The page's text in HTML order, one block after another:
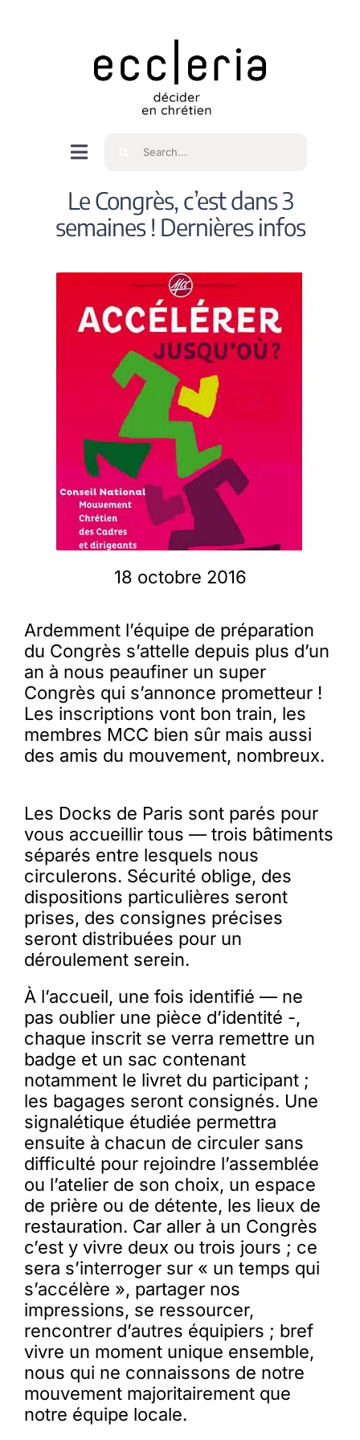
Navigation
bascule
Accueil
Intéressés
Spiritualité
L’actu
Nous soutenir
La revue Responsables
Rechercher
Le Congrès, c’est dans 3
semaines ! Dernières infos
18 octobre 2016
Ardemment l’équipe de préparation
du Congrès s’attelle depuis plus d’un
an à nous peaufiner un super
Congrès qui s’annonce prometteur !
Les inscriptions vont bon train, les
membres MCC bien sûr mais aussi
des amis du mouvement, nombreux.
Les Docks de Paris sont parés pour
vous accueillir tous — trois bâtiments
séparés entre lesquels nous
circulerons. Sécurité oblige, des
dispositions particulières seront
prises, des consignes précises
seront distribuées pour un
déroulement serein.
À l’accueil, une fois identifié — ne
pas oublier une pièce d’identité -,
chaque inscrit se verra remettre un
badge et un sac contenant
notamment le livret du participant ;
les bagages seront consignés. Une
signalétique étudiée permettra
ensuite à chacun de circuler sans
difficulté pour rejoindre l’assemblée
ou l’atelier de son choix, un espace
de prière ou de détente, les lieux de
restauration. Car aller à un Congrès
c’est y vivre deux ou trois jours ; ce
sera s’interroger sur « un temps qui
s’accélère », partager nos
impressions, se ressourcer,
rencontrer d’autres équipiers ; bref
vivre un moment unique ensemble,
nous qui ne connaissons de notre
mouvement majoritairement que
notre équipe locale.